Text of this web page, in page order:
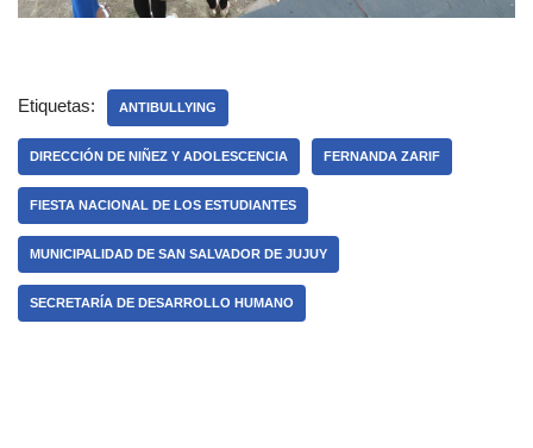
Etiquetas: ANTIBULLYING
DIRECCIÓN DE NIÑEZ Y ADOLESCENCIA FERNANDA ZARIF
FIESTA NACIONAL DE LOS ESTUDIANTES
MUNICIPALIDAD DE SAN SALVADOR DE JUJUY
SECRETARÍA DE DESARROLLO HUMANO